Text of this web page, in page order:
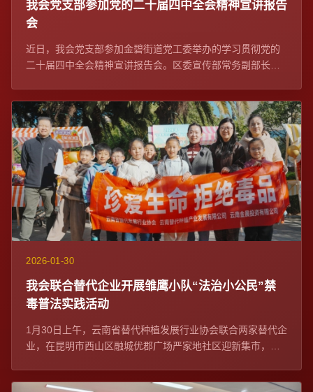
我会党支部参加党的二十届四中全会精神宣讲报告
会
近日，我会党支部参加金碧街道党工委举办的学习贯彻党的
二十届四中全会精神宣讲报告会。区委宣传部常务副部长、
2026-01-30
我会联合替代企业开展雏鹰小队“法治小公民”禁
毒普法实践活动
1月30日上午，云南省替代种植发展行业协会联合两家替代企
业，在昆明市西山区融城优郡广场严家地社区迎新集市，开